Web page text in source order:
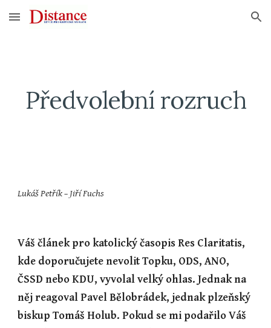
Skip to main content Skip to navigation
Předvolební rozruch
Lukáš Petřík – Jiří Fuchs
Váš článek pro katolický časopis Res Claritatis,
kde doporučujete nevolit Topku, ODS, ANO,
ČSSD nebo KDU, vyvolal velký ohlas. Jednak na
něj reagoval Pavel Bělobrádek, jednak plzeňský
biskup Tomáš Holub. Pokud se mi podařilo Váš